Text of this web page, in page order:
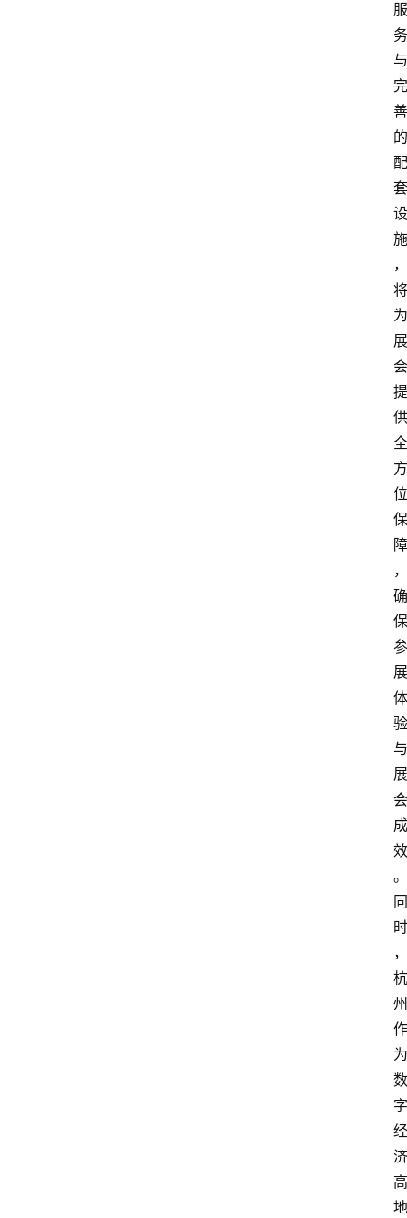
服
务
与
完
善
的
配
套
设
施
，
将
为
展
会
提
供
全
方
位
保
障
，
确
保
参
展
体
验
与
展
会
成
效
。
同
时
，
杭
州
作
为
数
字
经
济
高
地